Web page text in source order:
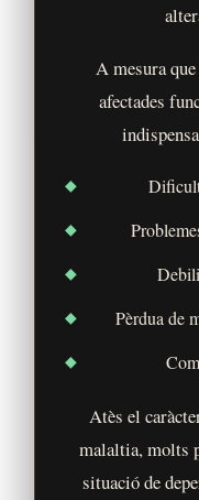
A mesura
afectades
Pèrdua de
Atès el
malaltia, molts
situació de